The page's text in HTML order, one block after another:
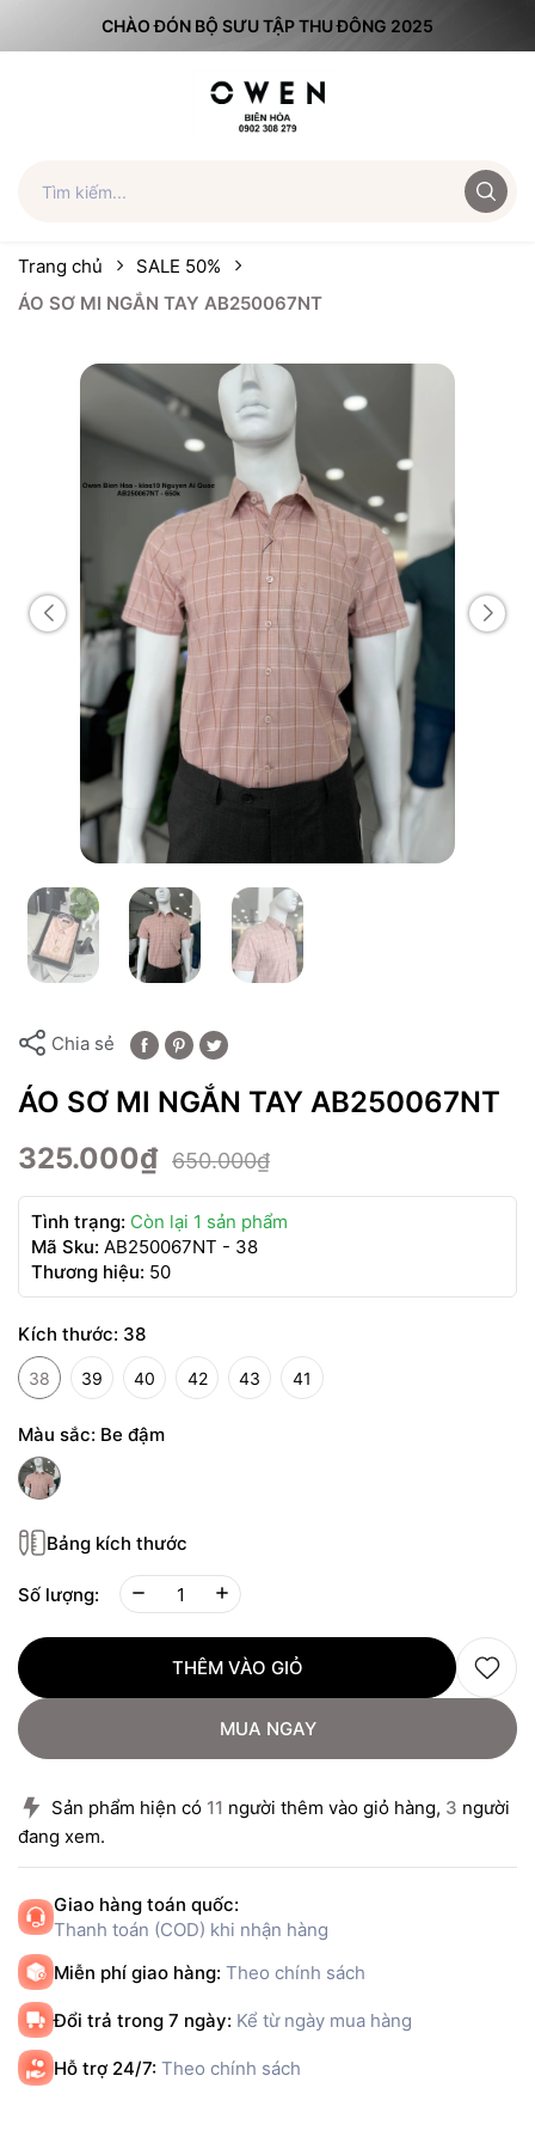
CHÀO ĐÓN BỘ SƯU TẬP THU ĐÔNG 2025
Trang chủ
SALE 50%
ÁO SƠ MI NGẮN TAY AB250067NT
Chia sẻ
ÁO SƠ MI NGẮN TAY AB250067NT
325.000₫ 650.000₫
Tình trạng: Còn lại 1 sản phẩm
Mã Sku: AB250067NT - 38
Thương hiệu: 50
Kích thước: 38
38 39 40 42 43 41
Màu sắc: Be đậm
Bảng kích thước
Số lượng:
THÊM VÀO GIỎ
MUA NGAY
Sản phẩm hiện có 11 người thêm vào giỏ hàng, 3 người
đang xem.
Giao hàng toán quốc:
Thanh toán (COD) khi nhận hàng
Miễn phí giao hàng: Theo chính sách
Đổi trả trong 7 ngày: Kể từ ngày mua hàng
Hỗ trợ 24/7: Theo chính sách